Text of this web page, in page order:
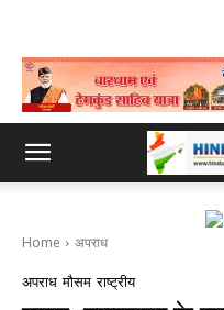
Home अपराध
अपराध मौसम राष्ट्रीय